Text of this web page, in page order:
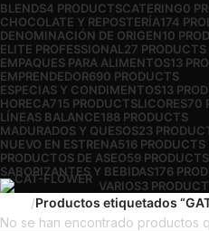
BLENDS4 PRODUCTSCATERING0
CHOCOLATE Y REPOSTERÍA174
DENOMINACIÓN DE ORIGEN10
ELITE PROFESSIONAL 27 PRODUCTS
EMPAQUES PARA ALIMENTOS13
EMPRENDEDOR690 PRODUCTS
ESPECIAS Y CONDIMENTOS13
HORECA715 PRODUCTSLICORES70
LÍNEAS BALANCE188 PRODUCTS
MADURADOS Y QUESOS23
NUEVO EN ESTRENA516 PRODUCTS
PRODUCTOS DE ASEO59 PRODUCTS
SABORIZANTES Y BEBIDAS176
VARIOS3
Productos etiquetados
No se han encontrado productos